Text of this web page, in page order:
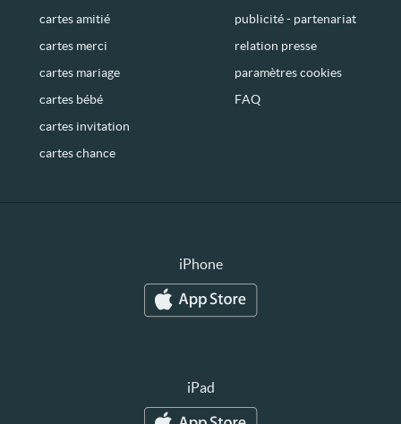
cartes amitié
cartes merci
cartes mariage
cartes bébé
cartes invitation
cartes chance
publicité - partenariat
relation presse
paramètres cookies
FAQ
iPhone
iPad